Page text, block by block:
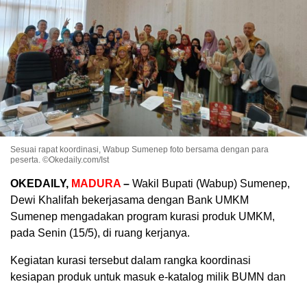
Sesuai rapat koordinasi, Wabup Sumenep foto bersama dengan para
peserta. ©Okedaily.com/Ist
OKEDAILY, MADURA – Wakil Bupati (Wabup) Sumenep,
Dewi Khalifah bekerjasama dengan Bank UMKM
Sumenep mengadakan program kurasi produk UMKM,
pada Senin (15/5), di ruang kerjanya.
Kegiatan kurasi tersebut dalam rangka koordinasi
kesiapan produk untuk masuk e-katalog milik BUMN dan